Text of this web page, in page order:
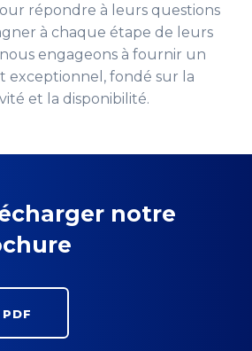
répondre à leurs questions
à chaque étape de leurs
engageons à fournir un
exceptionnel, fondé sur la
et la disponibilité.
notre
PDF